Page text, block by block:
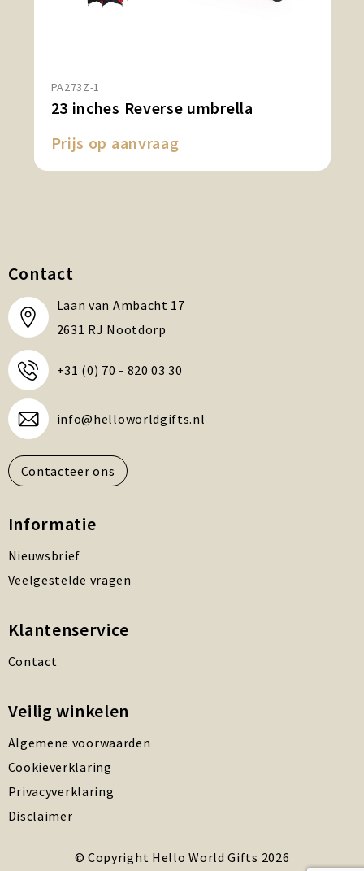
PA273Z-1
23 inches Reverse umbrella
Prijs op aanvraag
Contact
Laan van Ambacht 17
2631 RJ Nootdorp
+31 (0) 70 - 820 03 30
info@helloworldgifts.nl
Contacteer ons
Informatie
Nieuwsbrief
Veelgestelde vragen
Klantenservice
Contact
Veilig winkelen
Algemene voorwaarden
Cookieverklaring
Privacyverklaring
Disclaimer
© Copyright Hello World Gifts 2026